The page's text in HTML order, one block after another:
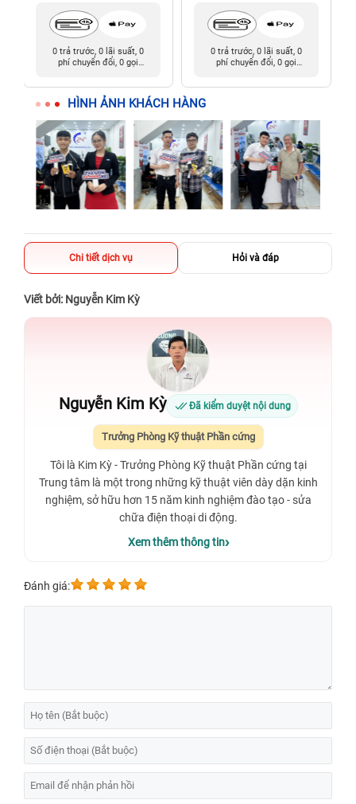
0 trả trước, 0 lãi suất, 0
phí chuyển đổi, 0 gọi
0 trả trước, 0 lãi suất, 0
phí chuyển đổi, 0 gọi
HÌNH ẢNH KHÁCH HÀNG
Chi tiết dịch vụ Hỏi và đáp
Viết bởi: Nguyễn Kim Kỳ
Nguyễn Kim Kỳ Đã kiểm duyệt nội dung
Trưởng Phòng Kỹ thuật Phần cứng
Tôi là Kim Kỳ - Trưởng Phòng Kỹ thuật Phần cứng tại
Trung tâm là một trong những kỹ thuật viên dày dặn kinh
nghiệm, sở hữu hơn 15 năm kinh nghiệm đào tạo - sửa
chữa điện thoại di động.
Xem thêm thông tin
Đánh giá: